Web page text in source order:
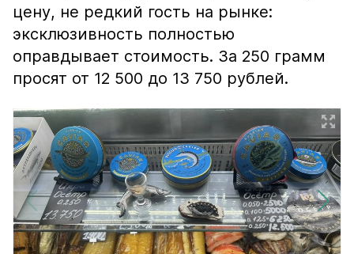
цену, не редкий гость на рынке:
эксклюзивность полностью
оправдывает стоимость. За 250 грамм
просят от 12 500 до 13 750 рублей.